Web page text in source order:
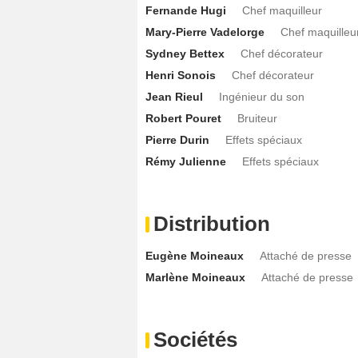
Fernande Hugi
Chef maquilleur
Mary-Pierre Vadelorge
Chef
Sydney Bettex
Chef décorateur
Henri Sonois
Chef décorateur
Jean Rieul
Ingénieur du son
Robert Pouret
Bruiteur
Pierre Durin
Effets spéciaux
Rémy Julienne
Effets spéciaux
Distribution
Eugène Moineaux
Attaché de presse
Marlène Moineaux
Attaché de presse
Sociétés